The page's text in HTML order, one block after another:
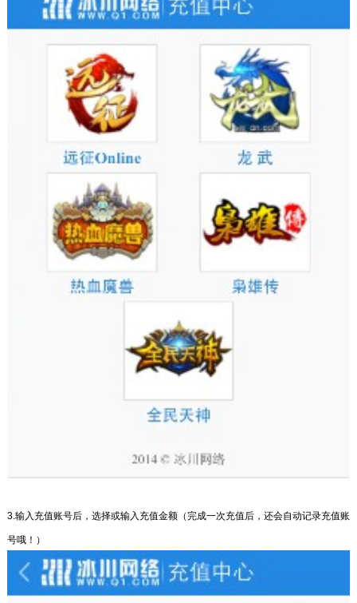
3.输入充值账号后，选择或输入充值金额（完成一次充值后，还会自动记录充值账
号哦！）